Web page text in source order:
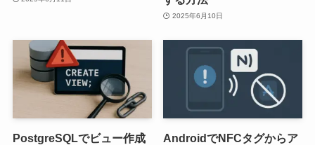
2025年6月10日
PostgreSQLでビュー作成
AndroidでNFCタグからア